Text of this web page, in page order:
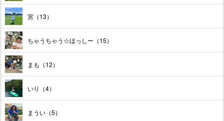
宮（13）
ちゃうちゃう☆ほっしー（15）
まも（12）
いり（4）
まうい（5）